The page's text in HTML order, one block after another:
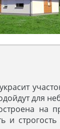
для
на
и строгость